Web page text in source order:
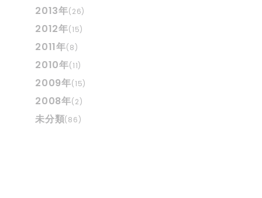
2013年(26)
2012年(15)
2011年(8)
2010年(11)
2009年(15)
2008年(2)
未分類(86)